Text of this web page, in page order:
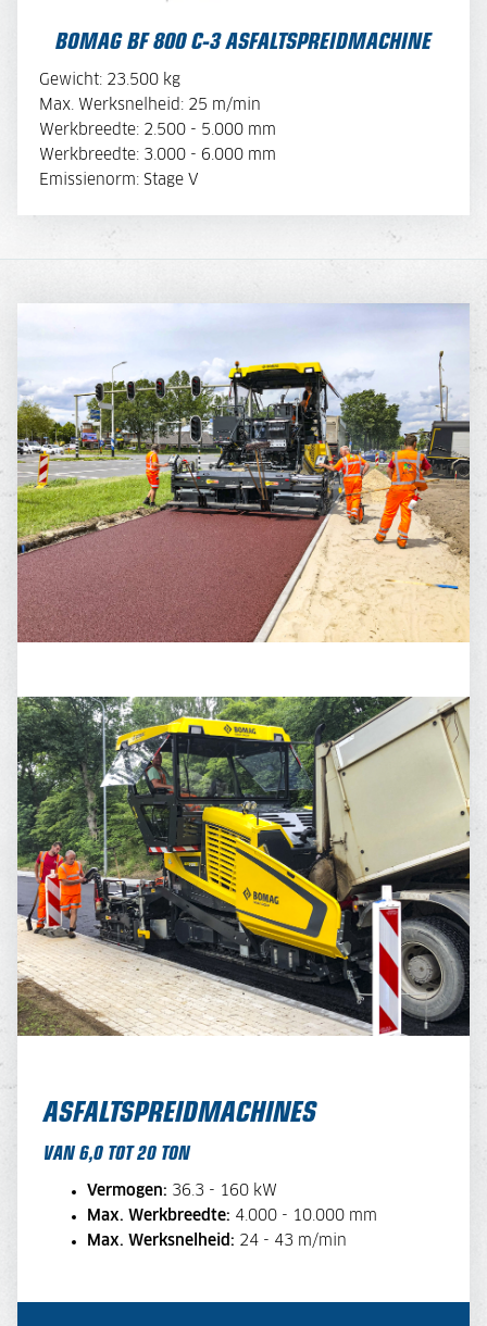
BOMAG BF 800 C-3 ASFALTSPREIDMACHINE
Gewicht: 23.500 kg
Max. Werksnelheid: 25 m/min
Werkbreedte: 2.500 - 5.000 mm
Werkbreedte: 3.000 - 6.000 mm
Emissienorm: Stage V
BEKIJK BROCHURE
OFFERTE AANVRAGEN
ASFALTSPREIDMACHINES
VAN 6,0 TOT 20 TON
Vermogen: 36.3 - 160 kW
Max. Werkbreedte: 4.000 - 10.000 mm
Max. Werksnelheid: 24 - 43 m/min